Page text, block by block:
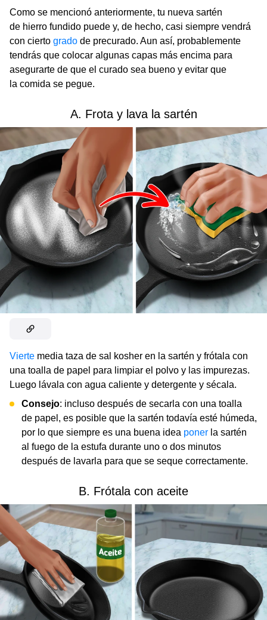
Como se mencionó anteriormente, tu nueva sartén
de hierro fundido puede y, de hecho, casi siempre vendrá
con cierto grado de precurado. Aun así, probablemente
tendrás que colocar algunas capas más encima para
asegurarte de que el curado sea bueno y evitar que
la comida se pegue.
A. Frota y lava la sartén
Vierte media taza de sal kosher en la sartén y frótala con
una toalla de papel para limpiar el polvo y las impurezas.
Luego lávala con agua caliente y detergente y sécala.
Consejo: incluso después de secarla con una toalla
de papel, es posible que la sartén todavía esté húmeda,
por lo que siempre es una buena idea poner la sartén
al fuego de la estufa durante uno o dos minutos
después de lavarla para que se seque correctamente.
B. Frótala con aceite